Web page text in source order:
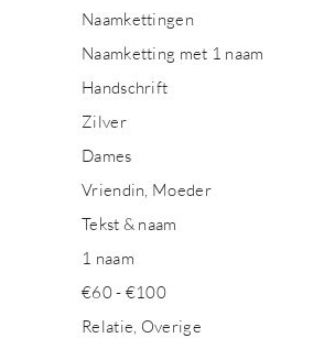
Naamkettingen
Naamketting met 1 naam
Handschrift
Zilver
Dames
Vriendin, Moeder
Tekst & naam
1 naam
€60 - €100
Relatie, Overige